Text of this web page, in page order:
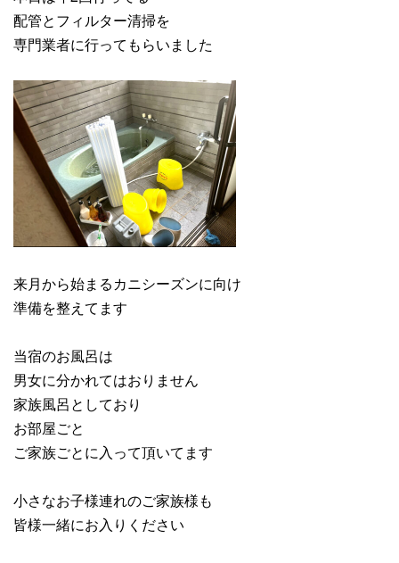
配管とフィルター清掃を
専門業者に行ってもらいました
来月から始まるカニシーズンに向け
準備を整えてます
当宿のお風呂は
男女に分かれてはおりません
家族風呂としており
お部屋ごと
ご家族ごとに入って頂いてます
小さなお子様連れのご家族様も
皆様一緒にお入りください